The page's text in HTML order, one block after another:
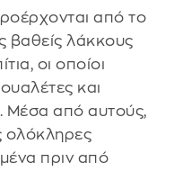
από το
βαθείς λάκκους
οι οποίοι
και
Μέσα από αυτούς,
ολόκληρες
πριν από